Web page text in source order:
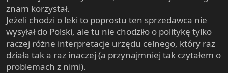
znam korzystał.
Jeżeli chodzi o leki to poprostu ten sprzedawca nie
wysyłał do Polski, ale tu nie chodziło o politykę tylko
raczej różne interpretacje urzędu celnego, który raz
działa tak a raz inaczej (a przynajmniej tak czytałem o
problemach z nimi).